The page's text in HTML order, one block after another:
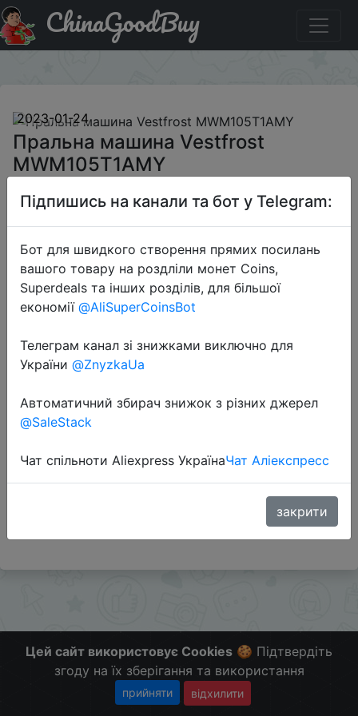
Акція на Пральна машина Vestfrost MWM105T1AMY
ChinaGoodBuy
2023-01-24
Пральна машина Vestfrost
MWM105T1AMY
8888 грн.
Sale
Перейти до магазину
#COMFY #UA
Поделись с друзьями нашими сервисами -
Цей сайт використовує Cookies 🍪 Підтвердіть
згоду на їх зберігання та використання
прийняти відхилити
Підпишись на канали та бот у Telegram:
Бот для швидкого створення прямих посилань
вашого товару на роздліли монет Coins,
Superdeals та інших розділів, для більшої
економії @AliSuperCoinsBot
Телеграм канал зі знижками виключно для
України @ZnyzkaUa
Автоматичний збирач знижок з різних джерел
@SaleStack
Чат спільноти Aliexpress УкраїнаЧат Аліекспресс
закрити